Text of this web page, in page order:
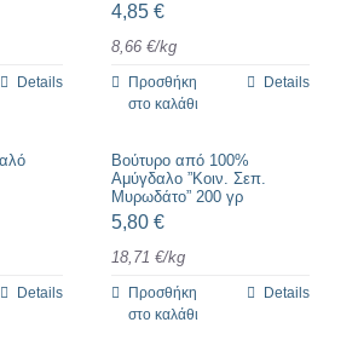
Details
4,85 €
8,66 €/kg
Προσθήκη
στο καλάθι
Details
Details
Βούτυρο από 100%
Αμύγδαλο ”Κοιν. Σεπ.
Μυρωδάτο” 200 γρ
5,80 €
18,71 €/kg
Προσθήκη
στο καλάθι
Details